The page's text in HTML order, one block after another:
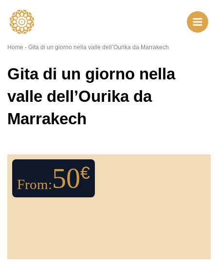
contenuto
Home - Gita di un giorno nella valle dell’Ourika da Marrakech
Gita di un giorno nella
valle dell’Ourika da
Marrakech
From:50€